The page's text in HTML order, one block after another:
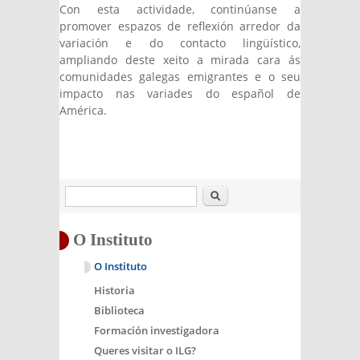
Con esta actividade, continúanse a
promover espazos de reflexión arredor da
variación e do contacto lingüístico,
ampliando deste xeito a mirada cara ás
comunidades galegas emigrantes e o seu
impacto nas variades do español de
América.
Buscar
O Instituto
O Instituto
Historia
Biblioteca
Formación investigadora
Queres visitar o ILG?